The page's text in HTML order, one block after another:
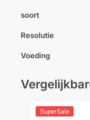
soort
Resolutie
Voeding
SuperSale